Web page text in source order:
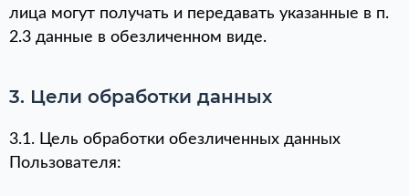
лица могут получать и передавать указанные в п.
2.3 данные в обезличенном виде.
3. Цели обработки данных
3.1. Цель обработки обезличенных данных
Пользователя: